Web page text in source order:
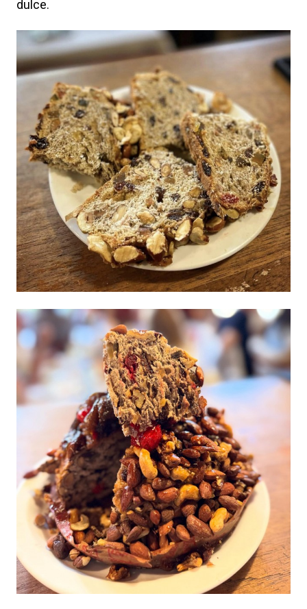
dulce.